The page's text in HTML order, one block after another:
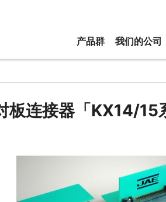
产品群 我们的公司
连接器「KX14/15